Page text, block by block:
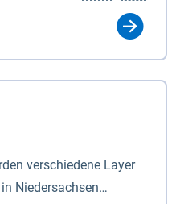
ausspricht. Für
die dem
Tiden, vor allem
sind (§2 Abs.3
verschiedene Layer
Niedersachsen